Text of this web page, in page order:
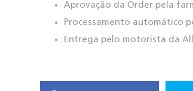
Aprovação da Order pela
Processamento automático
Entrega pelo motorista da